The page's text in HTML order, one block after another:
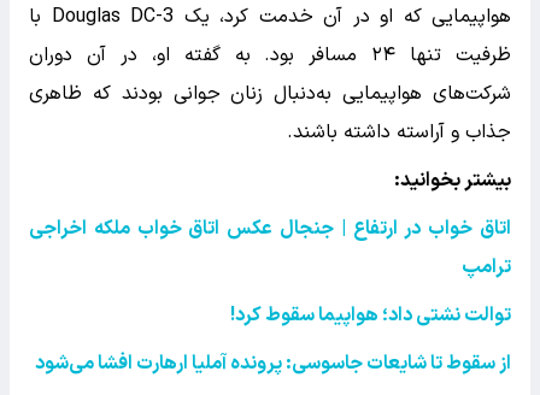
هواپیمایی که او در آن خدمت کرد، یک Douglas DC-3 با
ظرفیت تنها ۲۴ مسافر بود. به گفته او، در آن دوران
شرکت‌های هواپیمایی به‌دنبال زنان جوانی بودند که ظاهری
جذاب و آراسته داشته باشند.
بیشتر بخوانید:
اتاق خواب در ارتفاع | جنجال عکس اتاق خواب ملکه اخراجی
ترامپ
توالت نشتی داد؛ هواپیما سقوط کرد!
از سقوط تا شایعات جاسوسی: پرونده آملیا ارهارت افشا می‌شود